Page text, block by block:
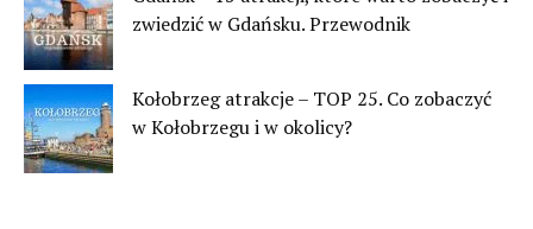
zwiedzić w Gdańsku. Przewodnik
Kołobrzeg atrakcje – TOP 25. Co zobaczyć
w Kołobrzegu i w okolicy?